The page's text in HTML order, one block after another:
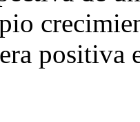
positiva